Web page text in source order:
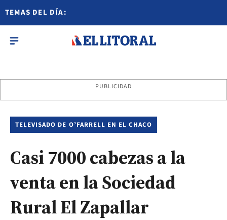
TEMAS DEL DÍA:
PUBLICIDAD
TELEVISADO DE O’FARRELL EN EL CHACO
Casi 7000 cabezas a la
venta en la Sociedad
Rural El Zapallar